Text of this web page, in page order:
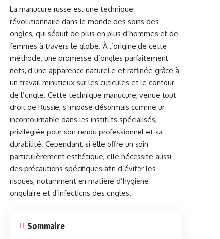
La manucure russe est une technique
révolutionnaire dans le monde des soins des
ongles, qui séduit de plus en plus d’hommes et de
femmes à travers le globe. À l’origine de cette
méthode, une promesse d’ongles parfaitement
nets, d’une apparence naturelle et raffinée grâce à
un travail minutieux sur les cuticules et le contour
de l’ongle. Cette technique manucure, venue tout
droit de Russie, s’impose désormais comme un
incontournable dans les instituts spécialisés,
privilégiée pour son rendu professionnel et sa
durabilité. Cependant, si elle offre un soin
particulièrement esthétique, elle nécessite aussi
des précautions spécifiques afin d’éviter les
risques, notamment en matière d’hygiène
ongulaire et d’infections des ongles.
Sommaire